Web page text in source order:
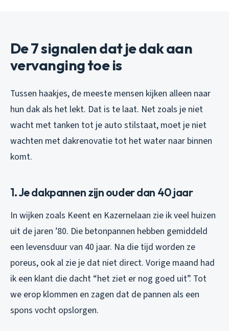
De 7 signalen dat je dak aan
vervanging toe is
Tussen haakjes, de meeste mensen kijken alleen naar
hun dak als het lekt. Dat is te laat. Net zoals je niet
wacht met tanken tot je auto stilstaat, moet je niet
wachten met dakrenovatie tot het water naar binnen
komt.
1. Je dakpannen zijn ouder dan 40 jaar
In wijken zoals Keent en Kazernelaan zie ik veel huizen
uit de jaren ’80. Die betonpannen hebben gemiddeld
een levensduur van 40 jaar. Na die tijd worden ze
poreus, ook al zie je dat niet direct. Vorige maand had
ik een klant die dacht “het ziet er nog goed uit”. Tot
we erop klommen en zagen dat de pannen als een
spons vocht opslorgen.